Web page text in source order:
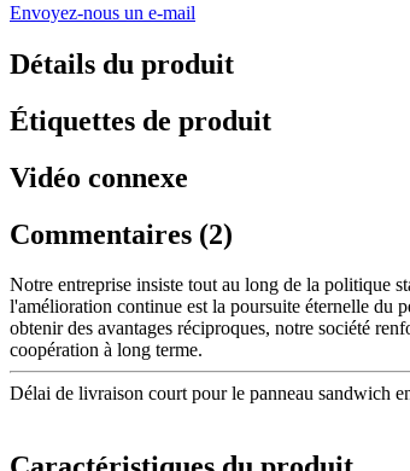
Envoyez-nous un e-mail
Détails du produit
Étiquettes de produit
Vidéo connexe
Commentaires (2)
Notre entreprise insiste tout au long de la politique
l'amélioration continue est la poursuite éternelle du
obtenir des avantages réciproques, notre société
coopération à long terme.
Délai de livraison court pour le panneau sandwich